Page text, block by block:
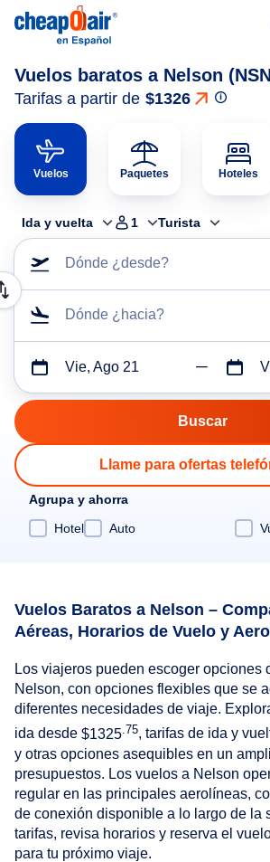
Vuelos baratos a Nelson
Tarifas a partir de $1326
Vuelos Paquetes Hoteles
Ida y vuelta 1 Turista
Dónde ¿desde?
Dónde ¿hacia?
Vie, Ago 21
Llame para ofertas
Agrupa y ahorra
Hotel
Auto
Vuelos Baratos a Nelson –
Aéreas, Horarios de Vuelo y
Los viajeros pueden escoger opciones
Nelson, con opciones flexibles que se
diferentes necesidades de viaje.
ida desde $1325 .75, tarifas de ida y
y otras opciones asequibles en un
presupuestos. Los vuelos a Nelson
regular en las principales aerolíneas,
de conexión disponible a lo largo de la
tarifas, revisa horarios y reserva el
para tu próximo viaje.